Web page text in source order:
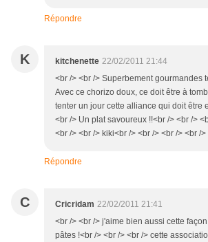
Répondre
K kitchenette 22/02/2011 21:44
<br /> <br /> Superbement gourmandes
Avec ce chorizo doux, ce doit être à
tenter un jour cette alliance qui doit être
<br /> Un plat savoureux !!<br /> <br />
<br /> <br /> kiki<br /> <br /> <br /> <br />
Répondre
C Cricridam 22/02/2011 21:41
<br /> <br /> j'aime bien aussi cette
pâtes !<br /> <br /> <br /> cette